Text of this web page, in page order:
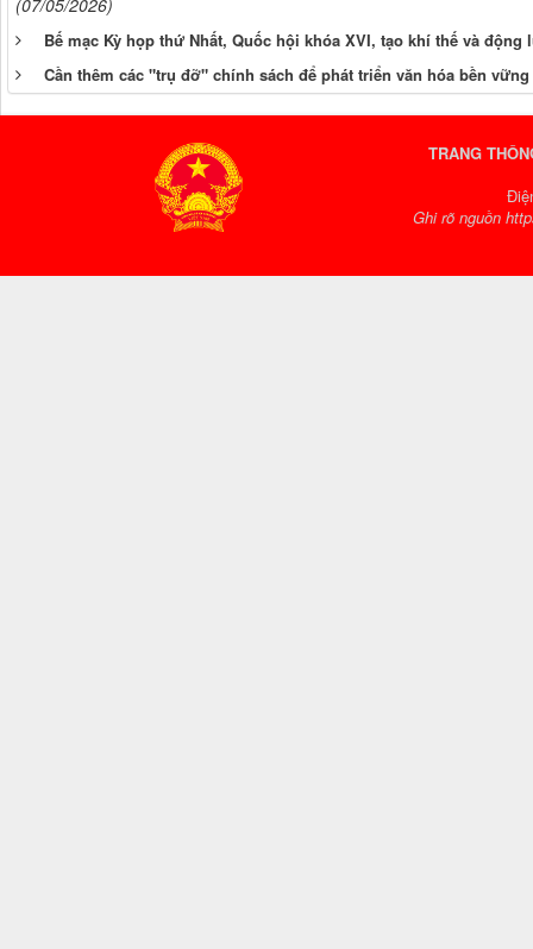
Bế mạc Kỳ họp thứ Nhất, Quốc hội khóa XVI, tạo khí thế và
Cần thêm các "trụ đỡ" chính sách để phát triển văn hóa bền vững
TRANG
Ghi rõ nguồn